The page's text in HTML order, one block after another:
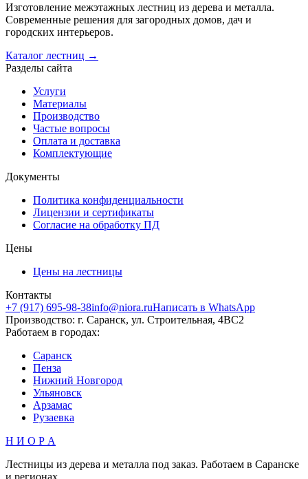
Изготовление межэтажных лестниц из дерева и металла.
Современные решения для загородных домов, дач и
городских интерьеров.
Каталог лестниц →
Разделы сайта
Услуги
Материалы
Производство
Частые вопросы
Оплата и доставка
Комплектующие
Документы
Политика конфиденциальности
Лицензии и сертификаты
Согласие на обработку ПД
Цены
Цены на лестницы
Контакты
+7 (917) 695-98-38info@niora.ruНаписать в WhatsApp
Производство: г. Саранск, ул. Строительная, 4ВС2
Работаем в городах:
Саранск
Пенза
Нижний Новгород
Ульяновск
Арзамас
Рузаевка
Н И О Р А
Лестницы из дерева и металла под заказ. Работаем в Саранске
и регионах.